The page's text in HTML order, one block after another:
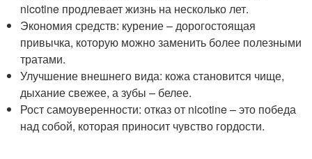
nicotine продлевает жизнь на несколько лет.
Экономия средств: курение – дорогостоящая
привычка, которую можно заменить более полезными
тратами.
Улучшение внешнего вида: кожа становится чище,
дыхание свежее, а зубы – белее.
Рост самоуверенности: отказ от nicotine – это победа
над собой, которая приносит чувство гордости.